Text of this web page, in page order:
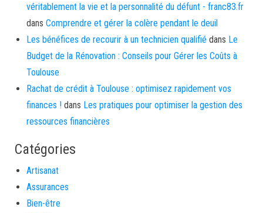
véritablement la vie et la personnalité du défunt - franc83.fr
dans Comprendre et gérer la colère pendant le deuil
Les bénéfices de recourir à un technicien qualifié dans Le
Budget de la Rénovation : Conseils pour Gérer les Coûts à
Toulouse
Rachat de crédit à Toulouse : optimisez rapidement vos
finances ! dans Les pratiques pour optimiser la gestion des
ressources financières
Catégories
Artisanat
Assurances
Bien-être